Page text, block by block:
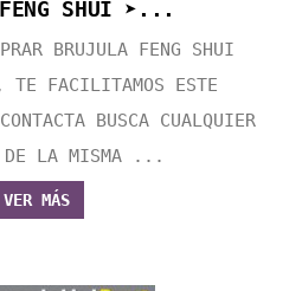
FENG SHUI ➤...
BRUJULA FENG SHUI
TE FACILITAMOS ESTE
BUSCA CUALQUIER
DE LA MISMA ...
VER MÁS